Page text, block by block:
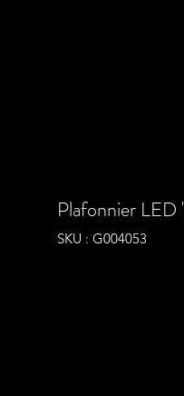
Plafonnier
SKU : G004053